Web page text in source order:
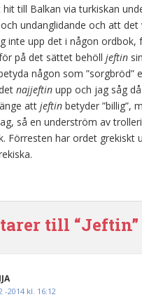
till Balkan via turkiskan
undanglidande och att
inte upp det i någon ordbok,
på det sättet behöll jeftin
någon som
najjeftin upp och jag såg
att jeftin betyder ”billig”,
så en underström av
Förresten har ordet grekiskt
till “Jeftin”
-2014 kl. 16:12